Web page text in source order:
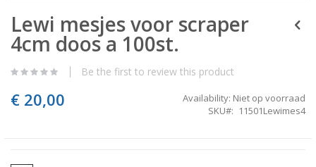
to
the
beginning
the
gallery
Lewi mesjes voor scraper
4cm doos a 100st.
Be the first to review this product
€ 20,00 Availability: Niet op voorraad
SKU
11501Lewimes4